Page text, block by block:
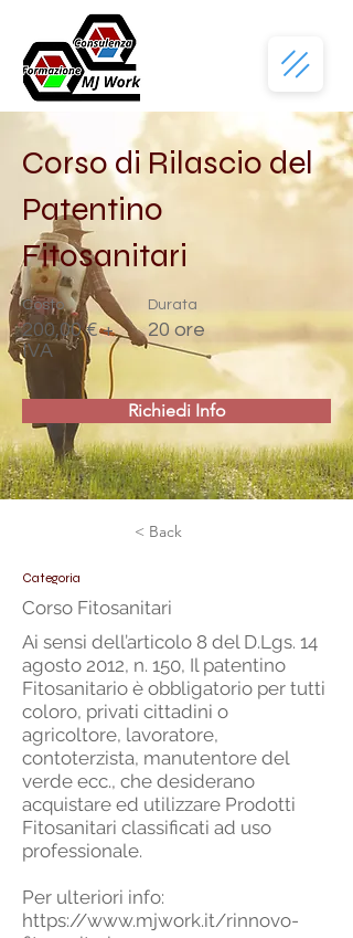
Corso di Rilascio del
Patentino
Fitosanitari
Costo
200,00 € +
IVA
Durata
20 ore
Richiedi Info
< Back
Categoria
Corso Fitosanitari
Ai sensi dell’articolo 8 del D.Lgs. 14
agosto 2012, n. 150, Il patentino
Fitosanitario è obbligatorio per tutti
coloro, privati cittadini o
agricoltore, lavoratore,
contoterzista, manutentore del
verde ecc., che desiderano
acquistare ed utilizzare Prodotti
Fitosanitari classificati ad uso
professionale.
Per ulteriori info:
https://www.mjwork.it/rinnovo-